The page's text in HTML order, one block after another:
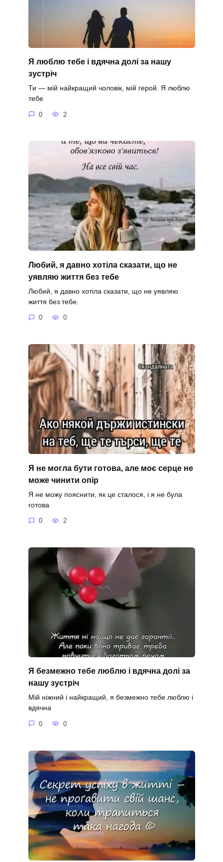
Я люблю тебе і вдячна долі за нашу
зустріч
Ти — мій найкращий чоловік, мій герой. Я люблю
тебе
0 2
Любий, я давно хотіла сказати, що не
уявляю життя без тебе
Любий, я давно хотіла сказати, що не уявляю
життя без тебе.
0 0
Я не могла бути готова, але моє серце не
може чинити опір
Я не можу пояснити, як це сталося, і я не була
готова
0 2
Я безмежно тебе люблю і вдячна долі за
нашу зустріч
Мій ніжний і найкращий, я безмежно тебе люблю і
вдячна
0 0